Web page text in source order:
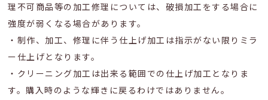
理不可商品等の加工修理については、破損加工をする場合に
強度が弱くなる場合があります。
・制作、加工、修理に伴う仕上げ加工は指示がない限りミラ
ー仕上げとなります。
・クリーニング加工は出来る範囲での仕上げ加工となりま
す。購入時のような輝きに戻るわけではありません。